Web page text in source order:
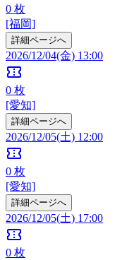
0 枚
[福岡]
詳細ページへ
2026/12/04(金) 13:00
confirmation_number
0 枚
[愛知]
詳細ページへ
2026/12/05(土) 12:00
confirmation_number
0 枚
[愛知]
詳細ページへ
2026/12/05(土) 17:00
confirmation_number
0 枚